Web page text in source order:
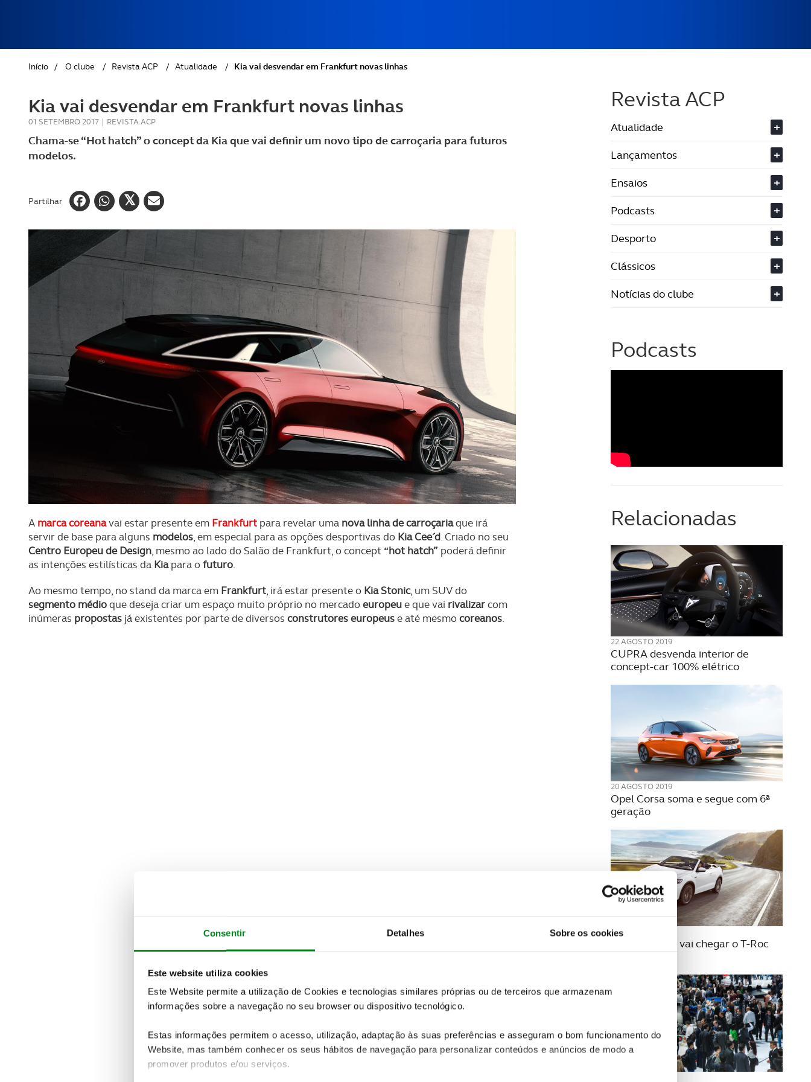
Consentir Detalhes Sobre os cookies
Este website utiliza cookies
Este Website permite a utilização de Cookies e tecnologias similares próprias ou de terceiros que armazenam
informações sobre a navegação no seu browser ou dispositivo tecnológico.
Estas informações permitem o acesso, utilização, adaptação às suas preferências e asseguram o bom funcionamento do
Website, mas também conhecer os seus hábitos de navegação para personalizar conteúdos e anúncios de modo a
promover produtos e/ou serviços.
GOLFE
AUTOCARAVANISMO
Início / O clube / Revista ACP / Atualidade / Kia vai desvendar em Frankfurt novas linhas
Kia vai desvendar em Frankfurt novas linhas
01 SETEMBRO 2017 | REVISTA ACP
Chama-se “Hot hatch” o concept da Kia que vai definir um novo tipo de carroçaria para futuros
modelos.
Partilhar
A marca coreanavai estar presente em Frankfurt para revelar uma nova linha de carroçariaque irá
servir de base para alguns modelos, em especial para as opções desportivas do Kia Cee´d. Criado no seu
Centro Europeu de Design, mesmo ao lado do Salão de Frankfurt, o concept “hot hatch” poderá definir
as intenções estilísticas da Kiapara ofuturo.
Ao mesmo tempo, no stand da marca em Frankfurt, irá estar presente o Kia Stonic, um SUV do
segmento médioque deseja criar um espaço muito próprio no mercadoeuropeue que vai rivalizarcom
inúmeras propostas já existentes por parte de diversos construtores europeuse até mesmocoreanos.
Revista ACP
Atualidade
+
Lançamentos
+
Ensaios
+
Podcasts
+
Desporto
+
Clássicos
+
Notícias do clube
+
Podcasts
Relacionadas
22 AGOSTO 2019
CUPRA desvenda interior de
concept-car 100% elétrico
20 AGOSTO 2019
Opel Corsa soma e segue com 6ª
geração
19 AGOSTO 2019
Da Alemanha vai chegar o T-Roc